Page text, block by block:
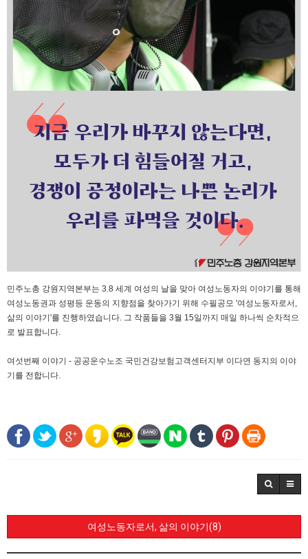
민주노총 강원지역본부는 3.8 세계 여성의 날을 맞아 여성노동자의 이야기를 통해
여성노동권과 성평등 운동의 지향점을 찾아가기 위해 수필공모 '여성노동자로서,
삶의 이야기'를 진행하였습니다. 그 작품들을 3월 15일까지 매일 하나씩 순차적으
로 발표합니다.
여섯번째 이야기 - 공공운수노조 국민건강보험고객센터지부 이다연 동지의 이야
기를 전합니다.
여성노동자로서, 삶의 이야기(8)